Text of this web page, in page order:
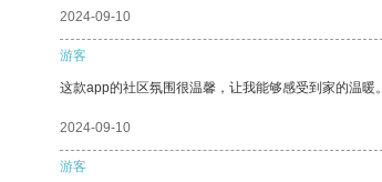
2024-09-10
游客
这款app的社区氛围很温馨，让我能够感受到家的温暖。
2024-09-10
游客